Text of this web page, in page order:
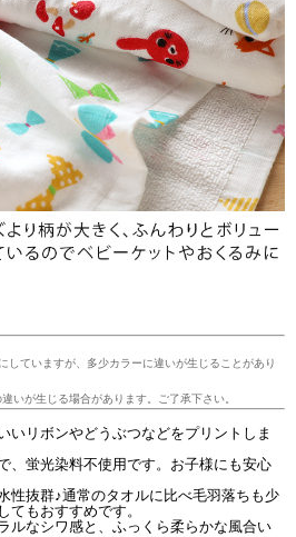
していますが、多少カラーに違いが生じることがあり
いが生じる場合があります。ご了承下さい。
いリボンやどうぶつなどをプリントしま
、蛍光染料不使用です。お子様にも安心
性抜群♪通常のタオルに比べ毛羽落ちも少
てもおすすめです。
ルなシワ感と、ふっくら柔らかな風合い